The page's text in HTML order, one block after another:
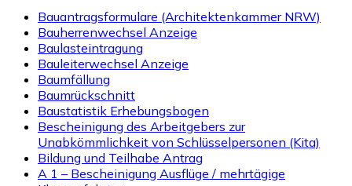
Bauantragsformulare (Architektenkammer NRW)
Bauherrenwechsel Anzeige
Baulasteintragung
Bauleiterwechsel Anzeige
Baumfällung
Baumrückschnitt
Baustatistik Erhebungsbogen
Bescheinigung des Arbeitgebers zur
Unabkömmlichkeit von Schlüsselpersonen (Kita)
Bildung und Teilhabe Antrag
A 1 – Bescheinigung Ausflüge / mehrtägige